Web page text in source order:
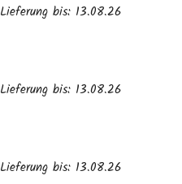
Lieferung bis: 13.08.26
Lieferung bis: 13.08.26
Lieferung bis: 13.08.26